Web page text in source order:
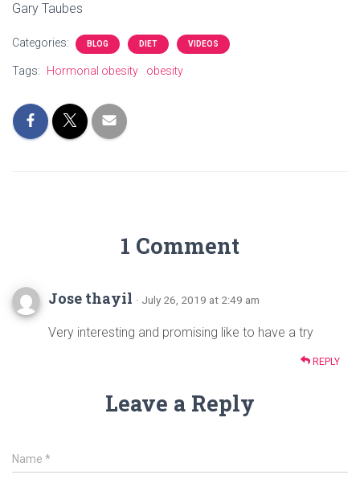
Gary Taubes
Categories: BLOG DIET VIDEOS
Tags: Hormonal obesity obesity
1 Comment
Jose thayil · July 26, 2019 at 2:49 am
Very interesting and promising like to have a try
REPLY
Leave a Reply
Name *